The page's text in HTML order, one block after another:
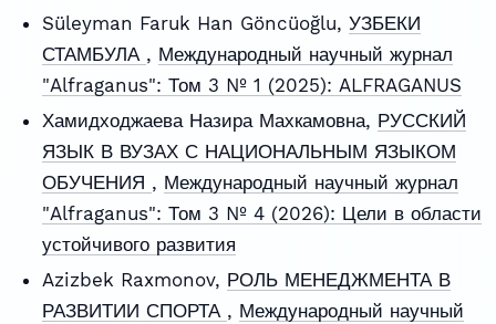
Süleyman Faruk Han Göncüoğlu, УЗБЕКИ
СТАМБУЛА , Международный научный журнал
"Alfraganus": Том 3 № 1 (2025): ALFRAGANUS
Хамидходжаева Назира Махкамовна, РУССКИЙ
ЯЗЫК В ВУЗАХ С НАЦИОНАЛЬНЫМ ЯЗЫКОМ
ОБУЧЕНИЯ , Международный научный журнал
"Alfraganus": Том 3 № 4 (2026): Цели в области
устойчивого развития
Azizbek Raxmonov, РОЛЬ МЕНЕДЖМЕНТА В
РАЗВИТИИ СПОРТА , Международный научный